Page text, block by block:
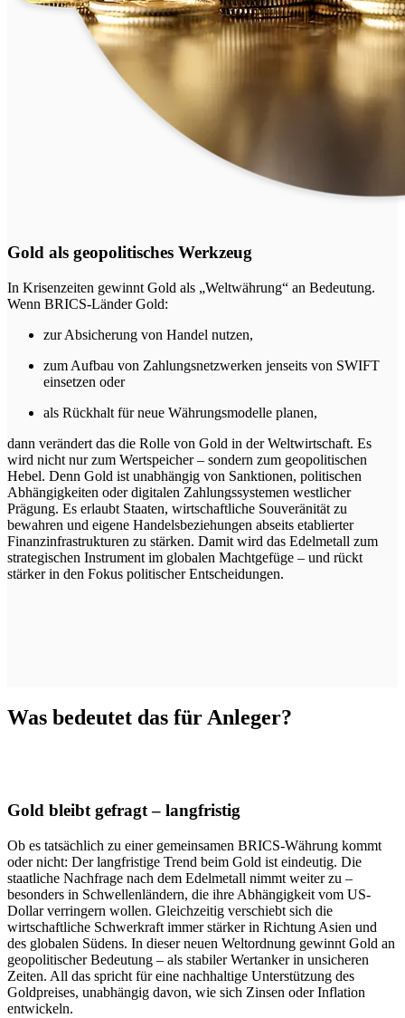
Gold als geopolitisches Werkzeug
In Krisenzeiten gewinnt Gold als „Weltwährung“ an Bedeutung.
Wenn BRICS-Länder Gold:
zur Absicherung von Handel nutzen,
zum Aufbau von Zahlungsnetzwerken jenseits von SWIFT
einsetzen oder
als Rückhalt für neue Währungsmodelle planen,
dann verändert das die Rolle von Gold in der Weltwirtschaft. Es
wird nicht nur zum Wertspeicher – sondern zum geopolitischen
Hebel. Denn Gold ist unabhängig von Sanktionen, politischen
Abhängigkeiten oder digitalen Zahlungssystemen westlicher
Prägung. Es erlaubt Staaten, wirtschaftliche Souveränität zu
bewahren und eigene Handelsbeziehungen abseits etablierter
Finanzinfrastrukturen zu stärken. Damit wird das Edelmetall zum
strategischen Instrument im globalen Machtgefüge – und rückt
stärker in den Fokus politischer Entscheidungen.
Was bedeutet das für Anleger?
Gold bleibt gefragt – langfristig
Ob es tatsächlich zu einer gemeinsamen BRICS-Währung kommt
oder nicht: Der langfristige Trend beim Gold ist eindeutig. Die
staatliche Nachfrage nach dem Edelmetall nimmt weiter zu –
besonders in Schwellenländern, die ihre Abhängigkeit vom US-
Dollar verringern wollen. Gleichzeitig verschiebt sich die
wirtschaftliche Schwerkraft immer stärker in Richtung Asien und
des globalen Südens. In dieser neuen Weltordnung gewinnt Gold an
geopolitischer Bedeutung – als stabiler Wertanker in unsicheren
Zeiten. All das spricht für eine nachhaltige Unterstützung des
Goldpreises, unabhängig davon, wie sich Zinsen oder Inflation
entwickeln.